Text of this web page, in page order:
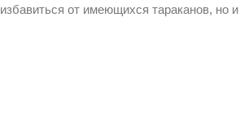
от имеющихся тараканов, но